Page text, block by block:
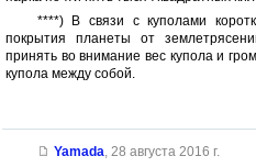
****) В связи с куполами
покрытия планеты от
принять во внимание вес купола и
купола между собой.
Yamada, 28 августа 2016 г.